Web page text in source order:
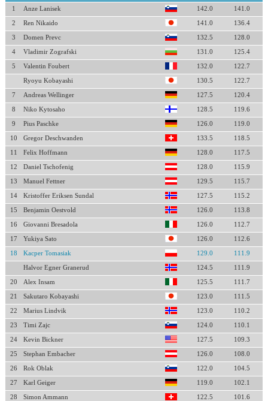
1 Anze Lanisek 142.0 141.0
2 Ren Nikaido 141.0 136.4
3 Domen Prevc 132.5 128.0
4 Vladimir Zografski 131.0 125.4
5 Valentin Foubert 132.0 122.7
Ryoyu Kobayashi 130.5 122.7
7 Andreas Wellinger 127.5 120.4
8 Niko Kytosaho 128.5 119.6
9 Pius Paschke 126.0 119.0
10 Gregor Deschwanden 133.5 118.5
11 Felix Hoffmann 128.0 117.5
12 Daniel Tschofenig 128.0 115.9
13 Manuel Fettner 129.5 115.7
14 Kristoffer Eriksen Sundal 127.5 115.2
15 Benjamin Oestvold 126.0 113.8
16 Giovanni Bresadola 126.0 112.7
17 Yukiya Sato 126.0 112.6
18 Kacper Tomasiak 129.0 111.9
Halvor Egner Granerud 124.5 111.9
20 Alex Insam 125.5 111.7
21 Sakutaro Kobayashi 123.0 111.5
22 Marius Lindvik 123.0 110.2
23 Timi Zajc 124.0 110.1
24 Kevin Bickner 127.5 109.3
25 Stephan Embacher 126.0 108.0
26 Rok Oblak 122.0 104.5
27 Karl Geiger 119.0 102.1
28 Simon Ammann 122.5 101.6